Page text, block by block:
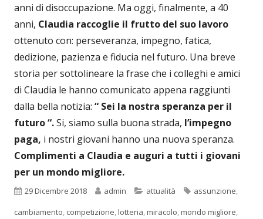
anni di disoccupazione. Ma oggi, finalmente, a 40
anni, Claudia raccoglie il frutto del suo lavoro
ottenuto con: perseveranza, impegno, fatica,
dedizione, pazienza e fiducia nel futuro. Una breve
storia per sottolineare la frase che i colleghi e amici
di Claudia le hanno comunicato appena raggiunti
dalla bella notizia: “ Sei la nostra speranza per il
futuro “.Si, siamo sulla buona strada, l’impegno
paga, i nostri giovani hanno una nuova speranza.
Complimenti a Claudia e auguri a tutti i giovani
per un mondo migliore.
Pubblicato
29 Dicembre 2018 Autore
admin Categorie
attualità Tag
assunzione,
cambiamento, competizione,lotteria,miracolo,mondo migliore,